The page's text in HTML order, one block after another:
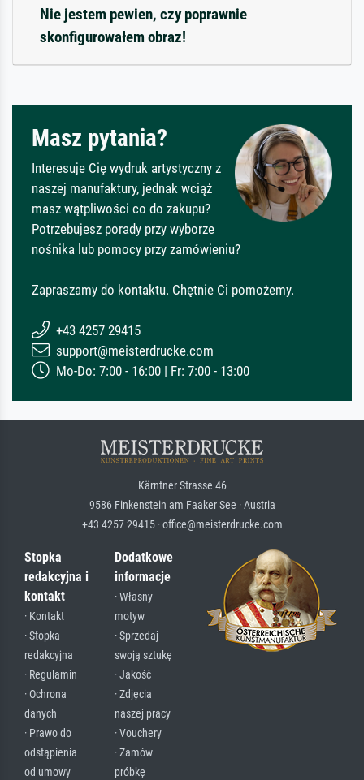
Nie jestem pewien, czy poprawnie
skonfigurowałem obraz!
Masz pytania?
Interesuje Cię wydruk artystyczny z
naszej manufaktury, jednak wciąż
masz wątpliwości co do zakupu?
Potrzebujesz porady przy wyborze
nośnika lub pomocy przy zamówieniu?
Zapraszamy do kontaktu. Chętnie Ci pomożemy.
+43 4257 29415
support@meisterdrucke.com
Mo-Do: 7:00 - 16:00 | Fr: 7:00 - 13:00
Kärntner Strasse 46
9586 Finkenstein am Faaker See · Austria
+43 4257 29415 · office@meisterdrucke.com
Stopka
redakcyjna i
kontakt
· Kontakt
· Stopka
redakcyjna
· Regulamin
· Ochrona
danych
· Prawo do
odstąpienia
od umowy
Dodatkowe
informacje
· Własny
motyw
· Sprzedaj
swoją sztukę
· Jakość
· Zdjęcia
naszej pracy
· Vouchery
· Zamów
próbkę